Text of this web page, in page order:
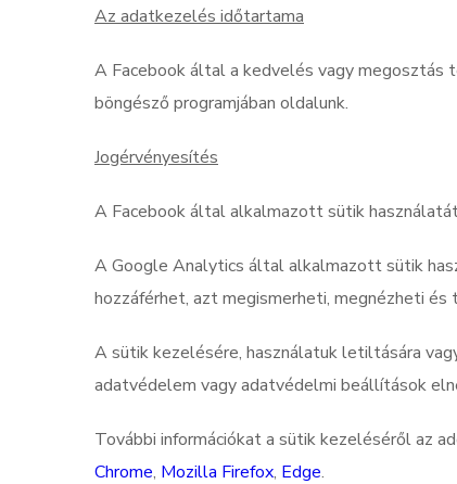
Az adatkezelés időtartama
A Facebook által a kedvelés vagy megosztás
böngésző programjában oldalunk.
Jogérvényesítés
A Facebook által alkalmazott sütik
A Google Analytics által alkalmazott sütik
hozzáférhet, azt megismerheti, megnézheti és
A sütik kezelésére, használatuk letiltására
adatvédelem vagy adatvédelmi beállítások
További információkat a sütik kezeléséről az
Chrome, Mozilla Firefox, Edge.